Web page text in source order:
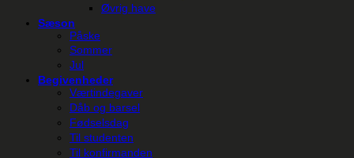
Øvrig have
Sæson
Påske
Sommer
Jul
Begivenheder
Værtindegaver
Dåb og barsel
Fødselsdag
Til studenten
Til konfirmanden